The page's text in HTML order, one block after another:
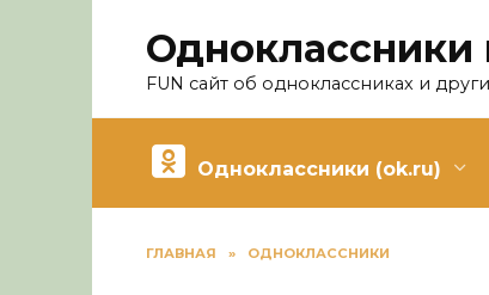
Одноклассники
FUN сайт об одноклассниках и
Одноклассники (ok.ru)
ГЛАВНАЯ » ОДНОКЛАССНИКИ